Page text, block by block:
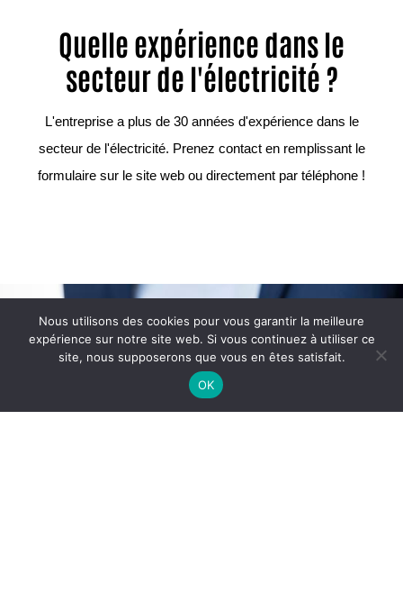
Quelle expérience dans le
secteur de l'électricité ?
L'entreprise a plus de 30 années d'expérience dans le
secteur de l'électricité. Prenez contact en remplissant le
formulaire sur le site web ou directement par téléphone !
Un projet d’électricité générale s’envisage au cas
par cas. Chaque client est unique et a des
besoins différents. C’est pourquoi, nos chargés
d’affaires se tiennent à votre disposition pour
étudier, avec vous, votre projet.
Nous utilisons des cookies pour vous garantir la meilleure
expérience sur notre site web. Si vous continuez à utiliser ce
site, nous supposerons que vous en êtes satisfait.
OK